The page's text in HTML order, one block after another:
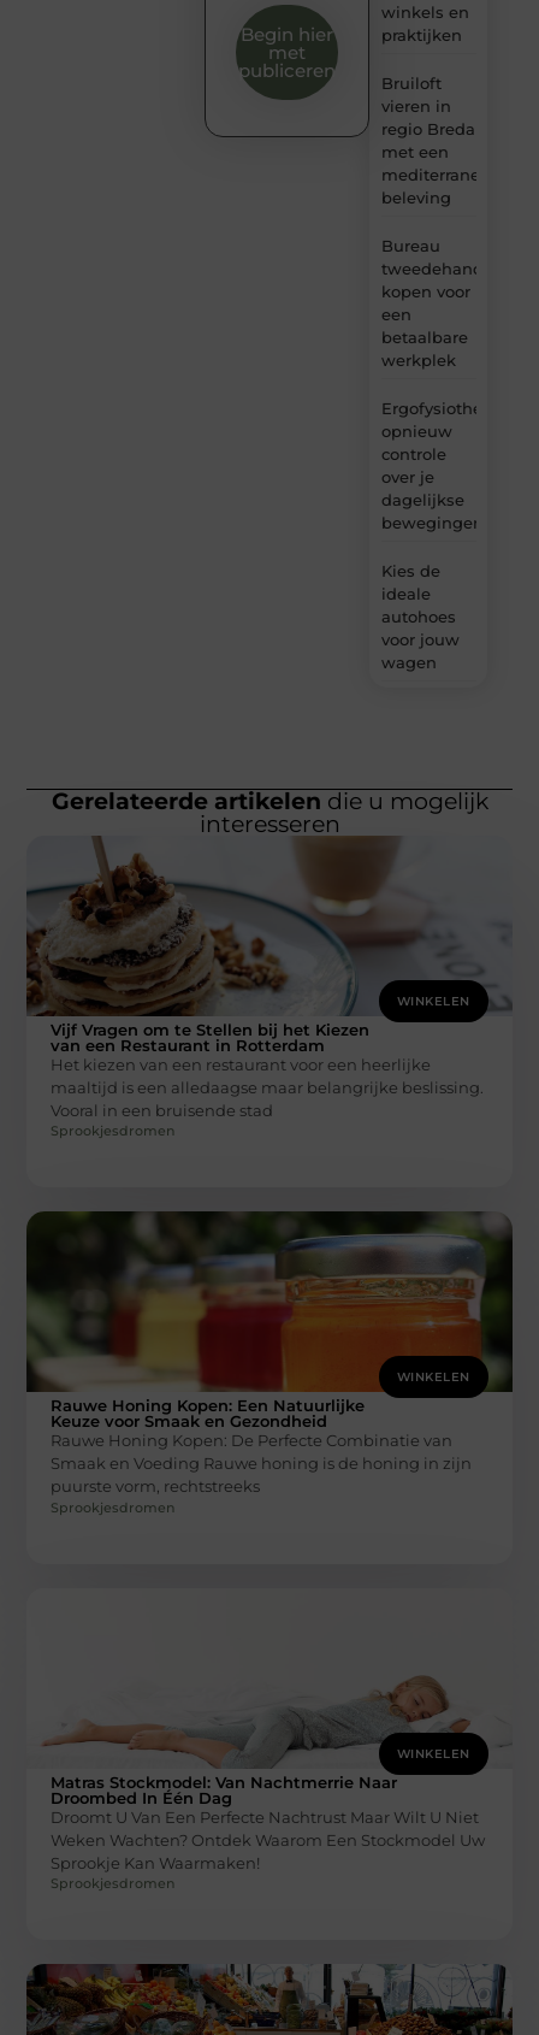
winkels en
praktijken
Bruiloft
vieren in
regio Breda
met een
mediterrane
beleving
Bureau
tweedehands
kopen voor
een
betaalbare
werkplek
Ergofysiotherapie:
opnieuw
controle
over je
dagelijkse
bewegingen
Kies de
ideale
autohoes
voor jouw
wagen
Begin hier
met
publiceren
Gerelateerde artikelen die u mogelijk
interesseren
WINKELEN
Vijf Vragen om te Stellen bij het Kiezen
van een Restaurant in Rotterdam
Het kiezen van een restaurant voor een heerlijke
maaltijd is een alledaagse maar belangrijke beslissing.
Vooral in een bruisende stad
Sprookjesdromen
WINKELEN
Rauwe Honing Kopen: Een Natuurlijke
Keuze voor Smaak en Gezondheid
Rauwe Honing Kopen: De Perfecte Combinatie van
Smaak en Voeding Rauwe honing is de honing in zijn
puurste vorm, rechtstreeks
Sprookjesdromen
WINKELEN
Matras Stockmodel: Van Nachtmerrie Naar
Droombed In Één Dag
Droomt U Van Een Perfecte Nachtrust Maar Wilt U Niet
Weken Wachten? Ontdek Waarom Een Stockmodel Uw
Sprookje Kan Waarmaken!
Sprookjesdromen